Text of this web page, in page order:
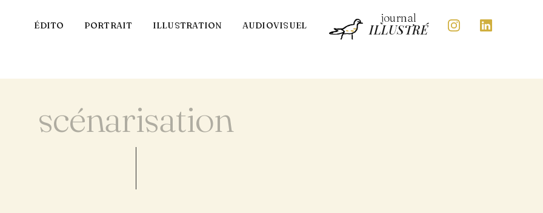
ÉDITO PORTRAIT ILLUSTRATION AUDIOVISUEL
journal
ILLUSTRÉ
scénarisation